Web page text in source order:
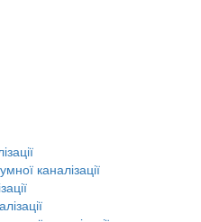
каналізації